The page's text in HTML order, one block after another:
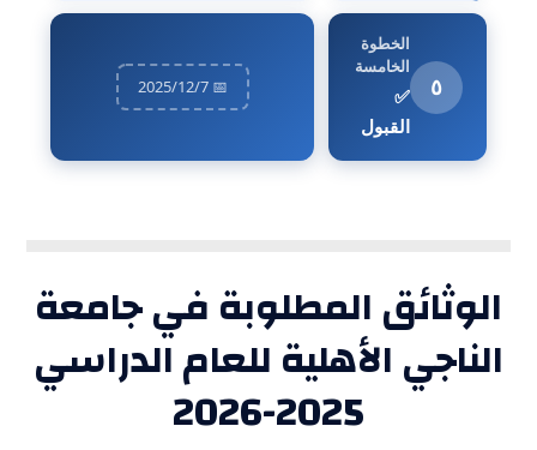
٥
الخطوة
الخامسة
✅
القبول
📅 2025/12/7
الوثائق المطلوبة في جامعة
الناجي الأهلية للعام الدراسي
2025-2026